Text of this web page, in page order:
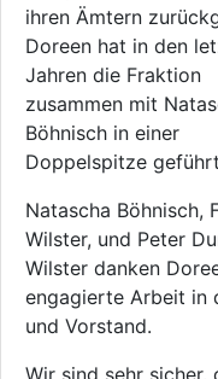
ihren Ämtern
Doreen hat in den
Jahren die Fraktion
zusammen mit
Böhnisch in einer
Doppelspitze
Natascha Böhnisch,
Wilster, und Peter
Wilster danken
engagierte Arbeit in
und Vorstand.
Wir sind sehr sicher,